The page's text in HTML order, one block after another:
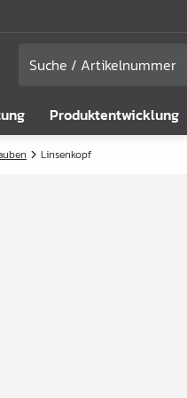
Produktentwicklung
Linsenkopf